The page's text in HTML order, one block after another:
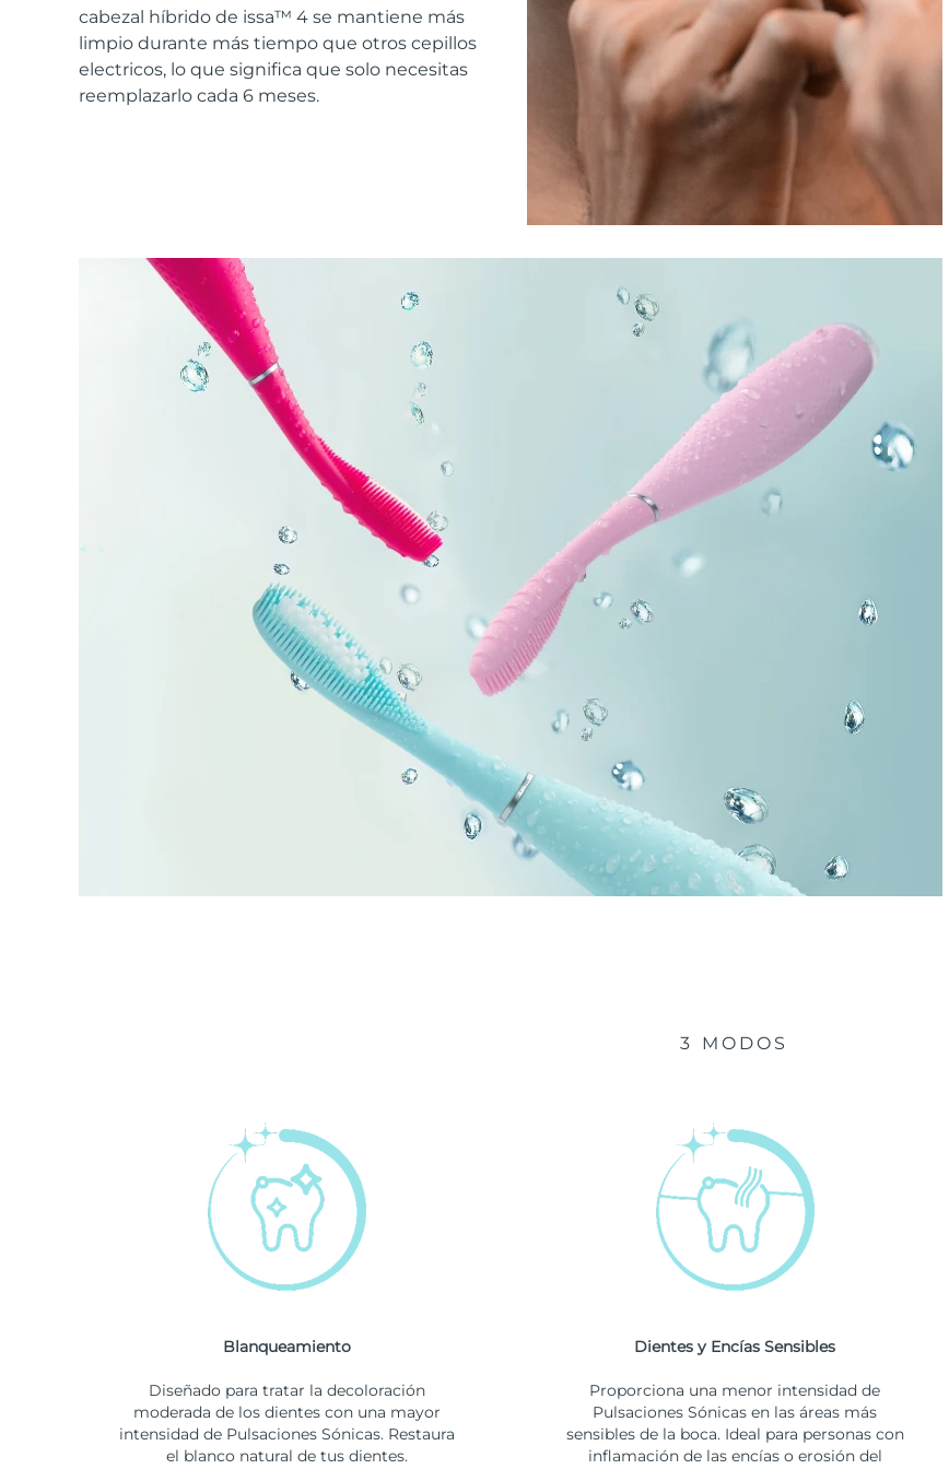
cabezal híbrido de issa™ 4 se mantiene más
limpio durante más tiempo que otros cepillos
electricos, lo que significa que solo necesitas
reemplazarlo cada 6 meses.
3 MODOS
Blanqueamiento
Diseñado para tratar la decoloración
moderada de los dientes con una mayor
intensidad de Pulsaciones Sónicas. Restaura
el blanco natural de tus dientes.
Dientes y Encías Sensibles
Proporciona una menor intensidad de
Pulsaciones Sónicas en las áreas más
sensibles de la boca. Ideal para personas con
inflamación de las encías o erosión del
All acne treatment devices
All revitalizing eye massagers
Cuidado de la piel KIWI™
Serum
For healthy hair
issa™ Teeth Whitening Gel
18% PAP
Cosméticos Hombres